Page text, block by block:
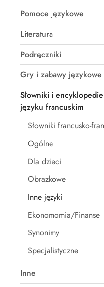
Pomoce językowe
Literatura
Podręczniki
Gry i zabawy językowe
Słowniki i
języku francuskim
Słowniki francusko-
Ogólne
Dla dzieci
Obrazkowe
Inne języki
Ekonomomia/Finanse
Synonimy
Specjalistyczne
Inne